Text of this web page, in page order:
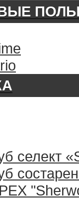
селект